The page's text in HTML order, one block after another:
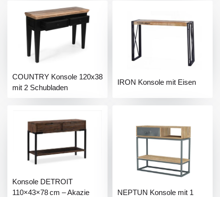
COUNTRY Konsole 120x38
mit 2 Schubladen
IRON Konsole mit Eisen
Konsole DETROIT
110×43×78 cm – Akazie
NEPTUN Konsole mit 1